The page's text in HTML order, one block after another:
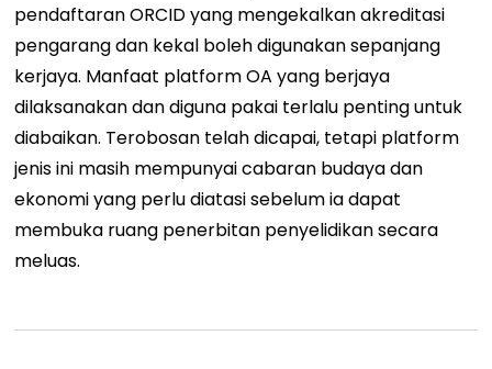
pendaftaran ORCID yang mengekalkan akreditasi
pengarang dan kekal boleh digunakan sepanjang
kerjaya. Manfaat platform OA yang berjaya
dilaksanakan dan diguna pakai terlalu penting untuk
diabaikan. Terobosan telah dicapai, tetapi platform
jenis ini masih mempunyai cabaran budaya dan
ekonomi yang perlu diatasi sebelum ia dapat
membuka ruang penerbitan penyelidikan secara
meluas.